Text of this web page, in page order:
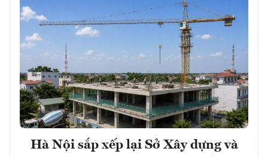
Hà Nội sắp xếp lại Sở Xây dựng và